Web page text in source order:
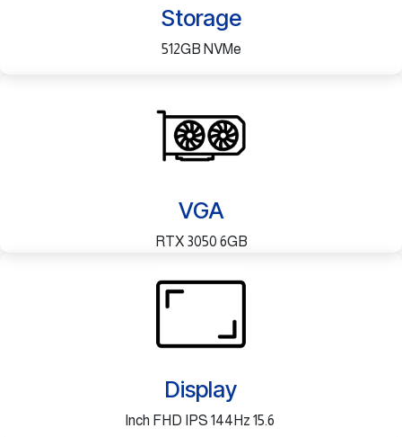
Storage
512GB NVMe
VGA
RTX 3050 6GB
Display